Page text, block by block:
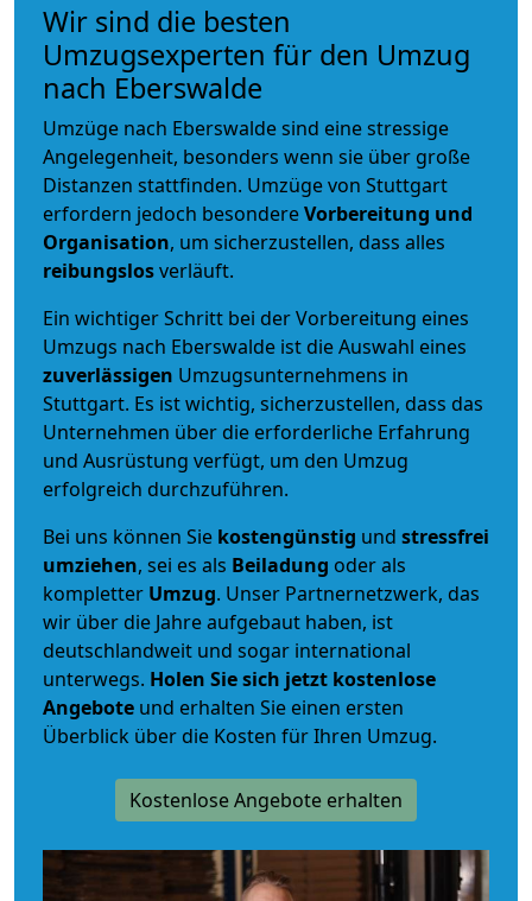
Wir sind die besten
Umzugsexperten für den Umzug
nach Eberswalde
Umzüge nach Eberswalde sind eine stressige
Angelegenheit, besonders wenn sie über große
Distanzen stattfinden. Umzüge von Stuttgart
erfordern jedoch besondereVorbereitung und
Organisation, um sicherzustellen, dass alles
reibungslosverläuft.
Ein wichtiger Schritt bei der Vorbereitung eines
Umzugs nach Eberswalde ist die Auswahl eines
zuverlässigen Umzugsunternehmens in
Stuttgart. Es ist wichtig, sicherzustellen, dass das
Unternehmen über die erforderliche Erfahrung
und Ausrüstung verfügt, um den Umzug
erfolgreich durchzuführen.
Bei uns können Sie kostengünstig und stressfrei
umziehen, sei es als Beiladung oder als
kompletter Umzug. Unser Partnernetzwerk, das
wir über die Jahre aufgebaut haben, ist
deutschlandweit und sogar international
unterwegs. Holen Sie sich jetzt kostenlose
Angebote und erhalten Sie einen ersten
Überblick über die Kosten für Ihren Umzug.
Kostenlose Angebote erhalten